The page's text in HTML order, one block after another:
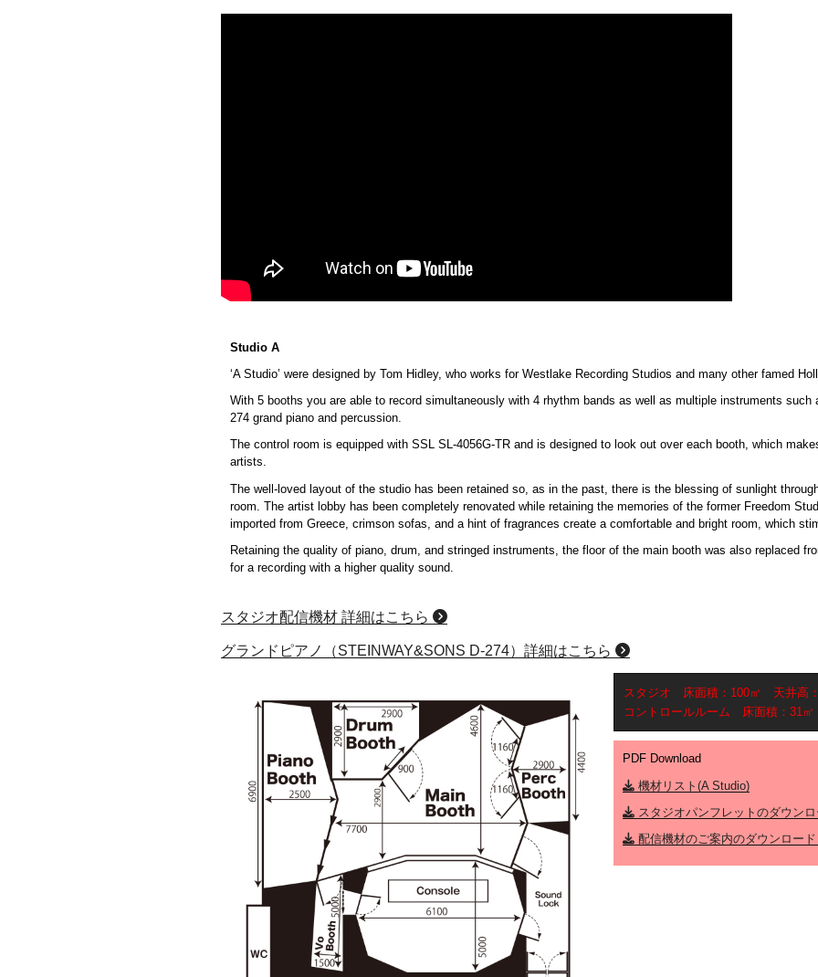
Studio A
‘A Studio’ were designed by Tom Hidley, who works for Westlake Recording Studios and many other famed
With 5 booths you are able to record simultaneously with 4 rhythm bands as well as multiple instruments such
274 grand piano and percussion.
The control room is equipped with SSL SL-4056G-TR and is designed to look out over each booth, which
artists.
The well-loved layout of the studio has been retained so, as in the past, there is the blessing of sunlight
room. The artist lobby has been completely renovated while retaining the memories of the former Freedom
imported from Greece, crimson sofas, and a hint of fragrances create a comfortable and bright room, which
Retaining the quality of piano, drum, and stringed instruments, the floor of the main booth was also replaced
for a recording with a higher quality sound.
スタジオ配信機材 詳細はこちら
グランドピアノ（STEINWAY&SONS D-274）詳細はこちら
スタジオ 床面積：100㎡ 天井高
コントロールルーム 床面積：31
PDF Download
機材リスト(A Studio)
スタジオパンフレットのダウンロ
配信機材のご案内のダウンロード